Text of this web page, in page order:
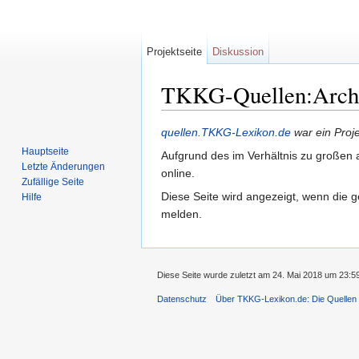
TKKG-
quellen.TKKG-Lexikon.de war ein
Aufgrund des im Verhältnis zu großen
online.
Diese Seite wird angezeigt, wenn die
melden.
Projektseite Diskussion
Hauptseite
Letzte Änderungen
Zufällige Seite
Hilfe
Diese Seite wurde zuletzt am 24. Mai 2018 um
Datenschutz Über TKKG-Lexikon.de: Die